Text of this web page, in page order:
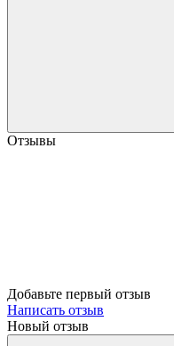
Отзывы
Добавьте первый отзыв
Написать отзыв
Новый отзыв